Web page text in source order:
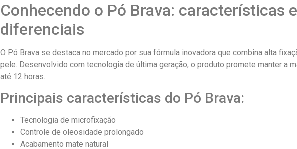
Conhecendo o Pó Brava: características e
diferenciais
O Pó Brava se destaca no mercado por sua fórmula inovadora que combina alta
pele. Desenvolvido com tecnologia de última geração, o produto promete manter a
até 12 horas.
Principais características do Pó Brava:
Tecnologia de microfixação
Controle de oleosidade prolongado
Acabamento mate natural